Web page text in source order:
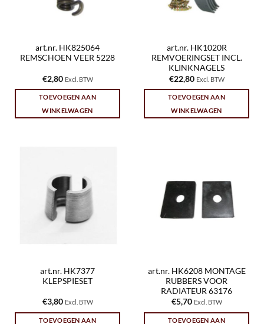
art.nr. HK825064
REMSCHOEN VEER 5228
€2,80 Excl. BTW
TOEVOEGEN AAN
WINKELWAGEN
art.nr. HK1020R
REMVOERINGSET INCL.
KLINKNAGELS
€22,80 Excl. BTW
TOEVOEGEN AAN
WINKELWAGEN
art.nr. HK7377
KLEPSPIESET
€3,80 Excl. BTW
TOEVOEGEN AAN
art.nr. HK6208 MONTAGE
RUBBERS VOOR
RADIATEUR 63176
€5,70 Excl. BTW
TOEVOEGEN AAN